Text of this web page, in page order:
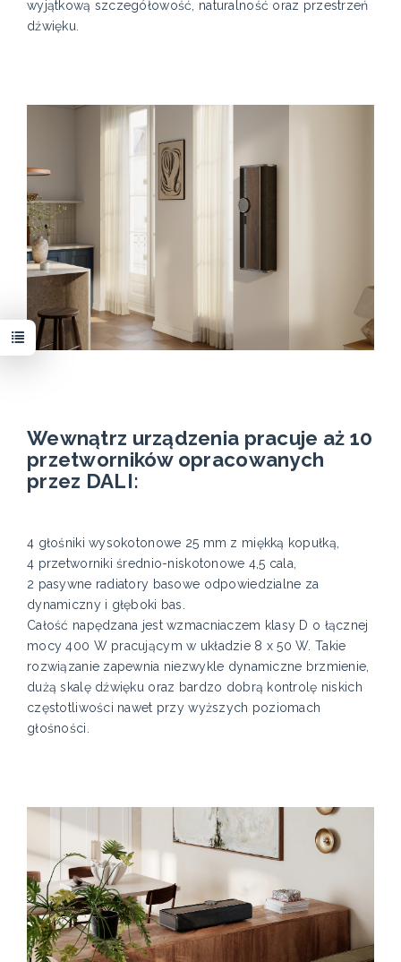
wyjątkową szczegółowość, naturalność oraz przestrzeń
dźwięku.
Wewnątrz urządzenia pracuje aż 10
przetworników opracowanych
przez DALI:
4 głośniki wysokotonowe 25 mm z miękką kopułką,
4 przetworniki średnio-niskotonowe 4,5 cala,
2 pasywne radiatory basowe odpowiedzialne za
dynamiczny i głęboki bas.
Całość napędzana jest wzmacniaczem klasy D o łącznej
mocy 400 W pracującym w układzie 8 x 50 W. Takie
rozwiązanie zapewnia niezwykle dynamiczne brzmienie,
dużą skalę dźwięku oraz bardzo dobrą kontrolę niskich
częstotliwości nawet przy wyższych poziomach
głośności.